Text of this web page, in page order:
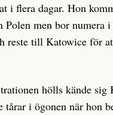
i flera dagar. Hon
Polen men bor numera i
reste till Katowice för
hölls kände sig
tårar i ögonen när hon